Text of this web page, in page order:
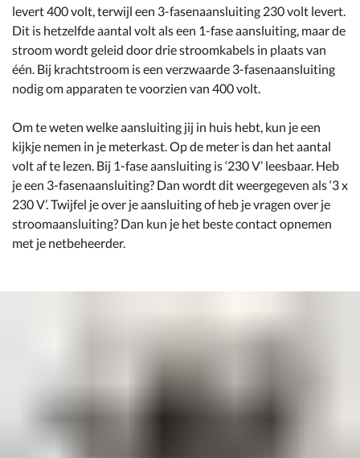
levert 400 volt, terwijl een 3-fasenaansluiting 230 volt levert.
Dit is hetzelfde aantal volt als een 1-fase aansluiting, maar de
stroom wordt geleid door drie stroomkabels in plaats van
één. Bij krachtstroom is een verzwaarde 3-fasenaansluiting
nodig om apparaten te voorzien van 400 volt.
Om te weten welke aansluiting jij in huis hebt, kun je een
kijkje nemen in je meterkast. Op de meter is dan het aantal
volt af te lezen. Bij 1-fase aansluiting is ‘230 V’ leesbaar. Heb
je een 3-fasenaansluiting? Dan wordt dit weergegeven als ‘3 x
230 V’. Twijfel je over je aansluiting of heb je vragen over je
stroomaansluiting? Dan kun je het beste contact opnemen
met je netbeheerder.